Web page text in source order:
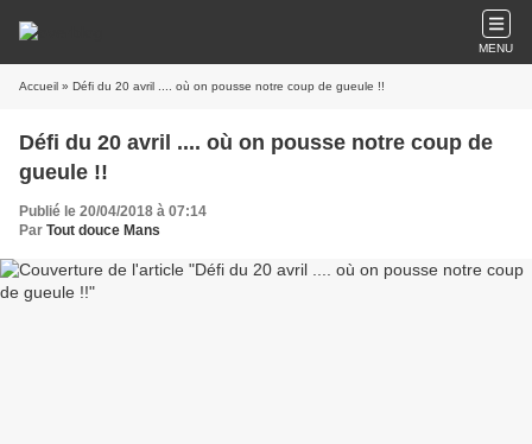
MENU
Accueil » Défi du 20 avril .... où on pousse notre coup de gueule !!
Défi du 20 avril .... où on pousse notre coup de
gueule !!
Publié le 20/04/2018 à 07:14
Par Tout douce Mans